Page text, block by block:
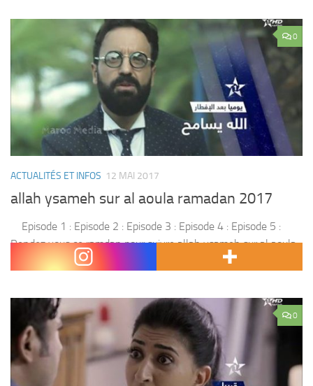
0
ACTUALITÉS ET INFOS 12 MAI 2017
allah ysameh sur al aoula ramadan 2017
Episode 1 : Episode 2 : Episode 3 : Episode 4 : Episode 5 :
Rendez vous ce ramdan pour suivre allah ysameh sur al aoula
Avec : aziz hattab ,rafiq boubker...
0